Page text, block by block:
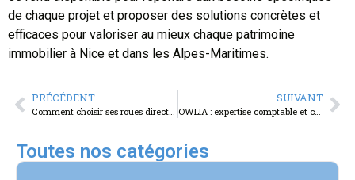
de chaque projet et proposer des solutions concrètes et
efficaces pour valoriser au mieux chaque patrimoine
immobilier à Nice et dans les Alpes-Maritimes.
PRÉCÉDENT
Comment choisir ses roues directrices de transpalette manuel ? 5 points clés pour optimiser la durée de vie
SUIVANT
OWLIA : expertise comptable et commissariat aux comptes à Dijon pour optimiser votre gestion financière
Toutes nos catégories